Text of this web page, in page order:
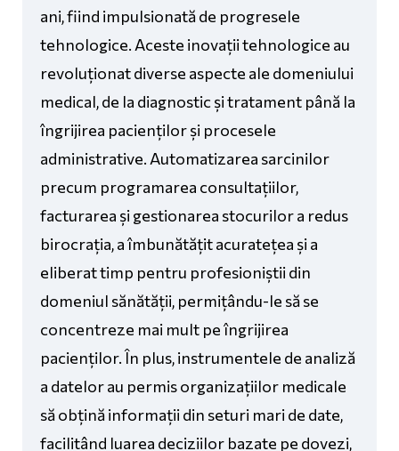
ani, fiind impulsionată de progresele
tehnologice. Aceste inovații tehnologice au
revoluționat diverse aspecte ale domeniului
medical, de la diagnostic și tratament până la
îngrijirea pacienților și procesele
administrative. Automatizarea sarcinilor
precum programarea consultațiilor,
facturarea și gestionarea stocurilor a redus
birocrația, a îmbunătățit acuratețea și a
eliberat timp pentru profesioniștii din
domeniul sănătății, permițându-le să se
concentreze mai mult pe îngrijirea
pacienților. În plus, instrumentele de analiză
a datelor au permis organizațiilor medicale
să obțină informații din seturi mari de date,
facilitând luarea deciziilor bazate pe dovezi,